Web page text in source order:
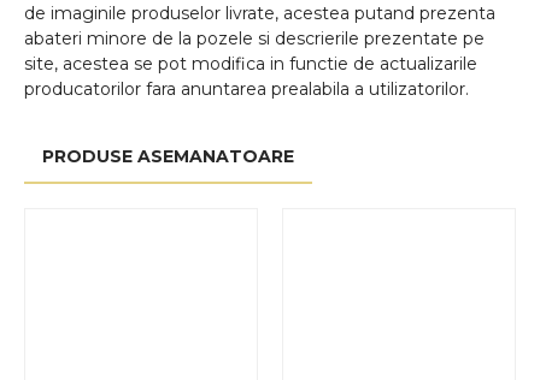
de imaginile produselor livrate, acestea putand prezenta
abateri minore de la pozele si descrierile prezentate pe
site, acestea se pot modifica in functie de actualizarile
producatorilor fara anuntarea prealabila a utilizatorilor.
PRODUSE ASEMANATOARE